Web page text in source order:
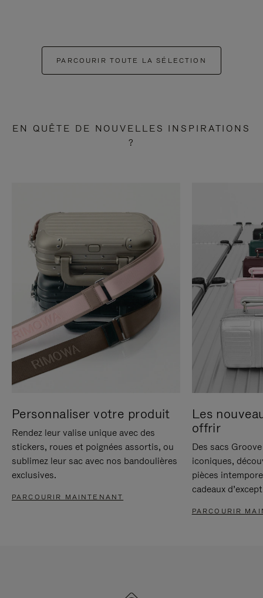
PARCOURIR TOUTE LA SÉLECTION
EN QUÊTE DE NOUVELLES INSPIRATIONS
?
Personnaliser votre produit
Rendez leur valise unique avec des
stickers, roues et poignées assortis, ou
sublimez leur sac avec nos bandoulières
exclusives.
PARCOURIR MAINTENANT
Les
offrir
Des sacs
iconiques,
pièces
cadeaux
PARCOURIR